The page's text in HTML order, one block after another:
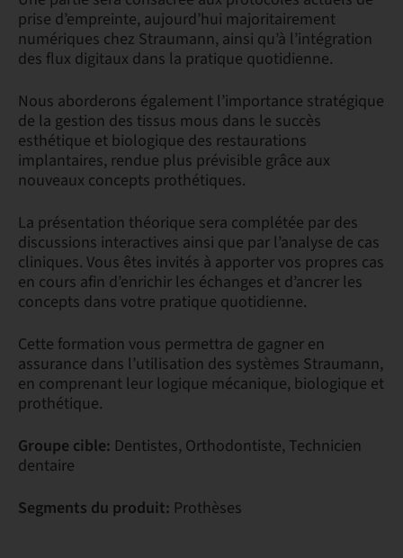
prise d’empreinte, aujourd’hui majoritairement
numériques chez Straumann, ainsi qu’à l’intégration
des flux digitaux dans la pratique quotidienne.
Nous aborderons également l’importance stratégique
de la gestion des tissus mous dans le succès
esthétique et biologique des restaurations
implantaires, rendue plus prévisible grâce aux
nouveaux concepts prothétiques.
La présentation théorique sera complétée par des
discussions interactives ainsi que par l’analyse de cas
cliniques. Vous êtes invités à apporter vos propres cas
en cours afin d’enrichir les échanges et d’ancrer les
concepts dans votre pratique quotidienne.
Cette formation vous permettra de gagner en
assurance dans l’utilisation des systèmes Straumann,
en comprenant leur logique mécanique, biologique et
prothétique.
Groupe cible: Dentistes, Orthodontiste, Technicien
dentaire
Segments du produit: Prothèses